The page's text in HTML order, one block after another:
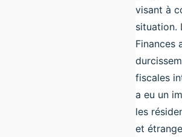
visant à
situation.
Finances
fiscales
a eu un
les
et